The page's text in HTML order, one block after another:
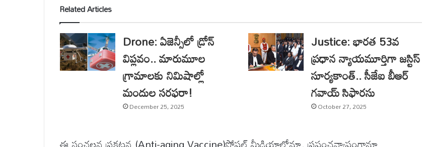
Related Articles
Drone: ఏజెన్సీలో డ్రోన్
విప్లవం.. మారుమూల
గ్రామాలకు నిమిషాల్లో
మందుల సరఫరా!
December 25, 2025
Justice: భారత 53వ
ప్రధాన న్యాయమూర్తిగా జస్టిస్
సూర్యకాంత్.. సీజేఐ బీఆర్
గవాయ్ సిఫారసు
October 27, 2025